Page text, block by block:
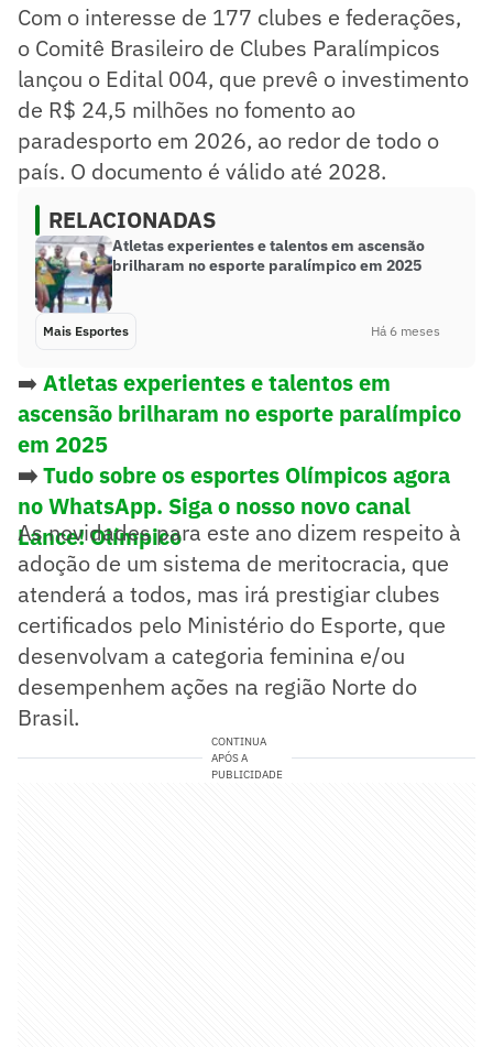
Com o interesse de 177 clubes e federações,
o Comitê Brasileiro de Clubes Paralímpicos
lançou o Edital 004, que prevê o investimento
de R$ 24,5 milhões no fomento ao
paradesporto em 2026, ao redor de todo o
país. O documento é válido até 2028.
RELACIONADAS
Atletas experientes e talentos em ascensão
brilharam no esporte paralímpico em 2025
Mais Esportes Há 6 meses
➡️ Atletas experientes e talentos em
ascensão brilharam no esporte paralímpico
em 2025
➡️Tudo sobre os esportes Olímpicos agora
no WhatsApp. Siga o nosso novo canal
Lance! Olímpico
As novidades para este ano dizem respeito à
adoção de um sistema de meritocracia, que
atenderá a todos, mas irá prestigiar clubes
certificados pelo Ministério do Esporte, que
desenvolvam a categoria feminina e/ou
desempenhem ações na região Norte do
Brasil.
CONTINUA
APÓS A
PUBLICIDADE